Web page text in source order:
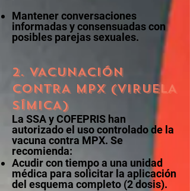
Mantener conversaciones
informadas y consensuadas con
posibles parejas sexuales.
2. VACUNACIÓN
CONTRA MPX (VIRUELA
SÍMICA)
La SSA y COFEPRIS han
autorizado el uso controlado de la
vacuna contra MPX. Se
recomienda:
Acudir con tiempo a una unidad
médica para solicitar la aplicación
del esquema completo (2 dosis).